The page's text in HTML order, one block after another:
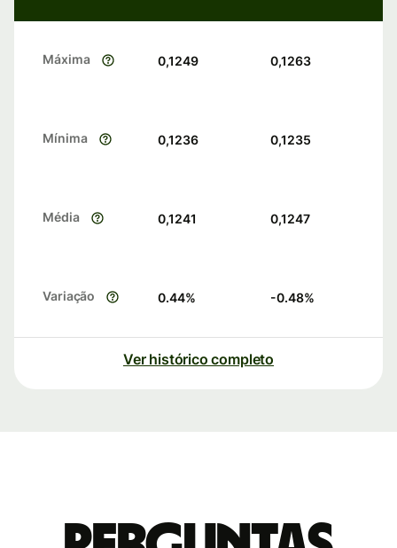
Máxima 0,1249 0,1263
Mínima 0,1236 0,1235
Média 0,1241 0,1247
Variação 0.44% -0.48%
Ver histórico completo